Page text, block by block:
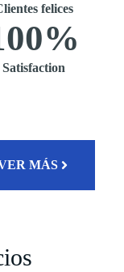
felices
Satisfaction
%
MÁS